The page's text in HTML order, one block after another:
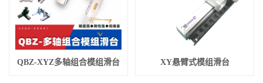
QBZ-XYZ多轴组合模组滑台 XY悬臂式模组滑台